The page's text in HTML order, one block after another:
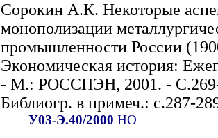
Сорокин А.К. Некоторые
монополизации
промышленности России
Экономическая история:
- М.: РОССПЭН, 2001. - С.269-
Библиогр. в примеч.: с.287-
У03-Э.40/2000 НО